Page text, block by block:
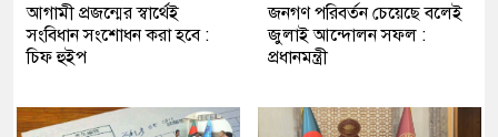
আগামী প্রজন্মের স্বার্থেই
সংবিধান সংশোধন করা হবে :
চিফ হুইপ
জনগণ পরিবর্তন চেয়েছে বলেই
জুলাই আন্দোলন সফল :
প্রধানমন্ত্রী